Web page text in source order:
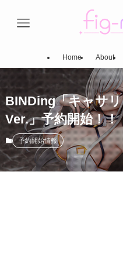
Home About
BINDing「キャサ
Ver.」予約開始！！
予約開始情報